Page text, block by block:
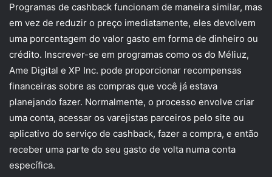
Programas de cashback funcionam de maneira similar, mas
em vez de reduzir o preço imediatamente, eles devolvem
uma porcentagem do valor gasto em forma de dinheiro ou
crédito. Inscrever-se em programas como os do Méliuz,
Ame Digital e XP Inc. pode proporcionar recompensas
financeiras sobre as compras que você já estava
planejando fazer. Normalmente, o processo envolve criar
uma conta, acessar os varejistas parceiros pelo site ou
aplicativo do serviço de cashback, fazer a compra, e então
receber uma parte do seu gasto de volta numa conta
específica.